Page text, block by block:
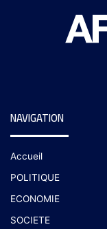
NAVIGATION
Accueil
POLITIQUE
ECONOMIE
SOCIETE